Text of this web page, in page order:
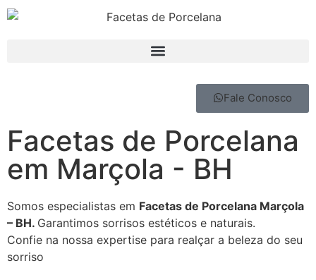
Fale Conosco
Facetas de Porcelana
em Marçola - BH
Somos especialistas em Facetas de Porcelana Marçola
– BH. Garantimos sorrisos estéticos e naturais.
Confie na nossa expertise para realçar a beleza do seu
sorriso